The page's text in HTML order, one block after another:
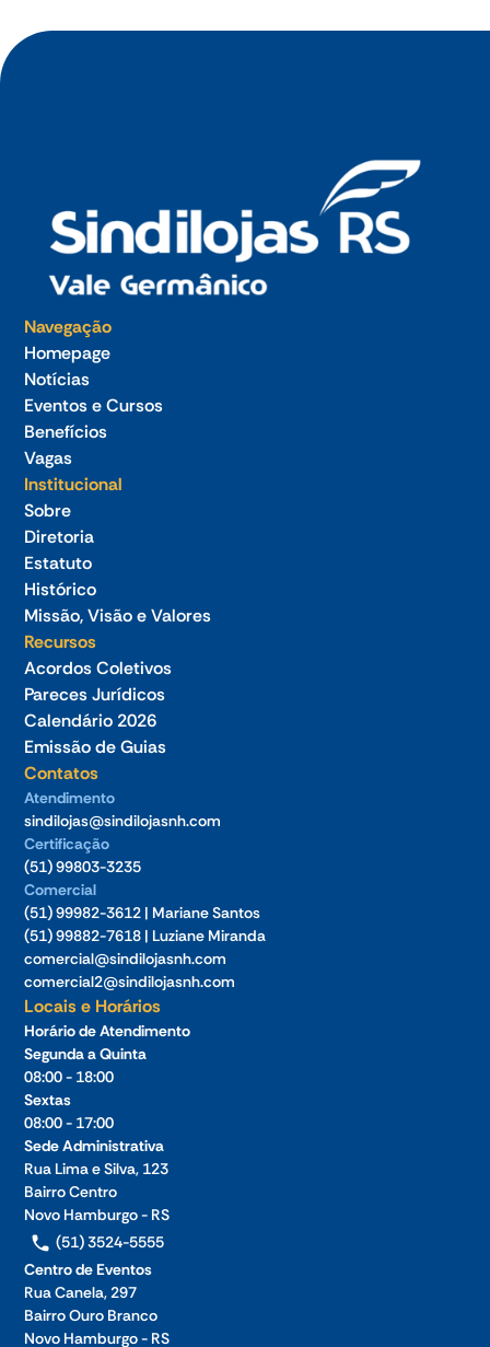
Navegação
Homepage
Notícias
Eventos e Cursos
Benefícios
Vagas
Institucional
Sobre
Diretoria
Estatuto
Histórico
Missão, Visão e Valores
Recursos
Acordos Coletivos
Pareces Jurídicos
Calendário 2026
Emissão de Guias
Contatos
Atendimento
sindilojas@sindilojasnh.com
Certificação
(51) 99803-3235
Comercial
(51) 99982-3612 | Mariane Santos
(51) 99882-7618 | Luziane Miranda
comercial@sindilojasnh.com
comercial2@sindilojasnh.com
Locais e Horários
Horário de Atendimento
Segunda a Quinta
08:00 - 18:00
Sextas
08:00 - 17:00
Sede Administrativa
Rua Lima e Silva, 123
Bairro Centro
Novo Hamburgo - RS
(51) 3524-5555
Centro de Eventos
Rua Canela, 297
Bairro Ouro Branco
Novo Hamburgo - RS